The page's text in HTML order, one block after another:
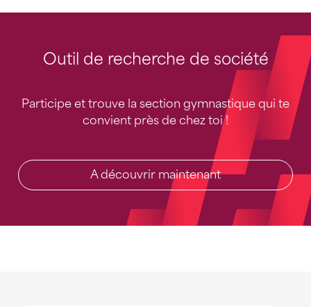
Outil de recherche de société
Participe et trouve la section gymnastique qui te
convient près de chez toi !
A découvrir maintenant